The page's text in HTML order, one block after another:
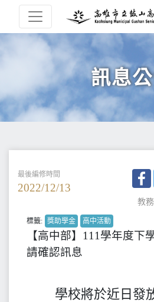
訊息
最後編修時間
2022/12/13
教
標籤: 獎助學金 高中活動
【高中部】111學年度下
請確認訊息
學校將於近日發放